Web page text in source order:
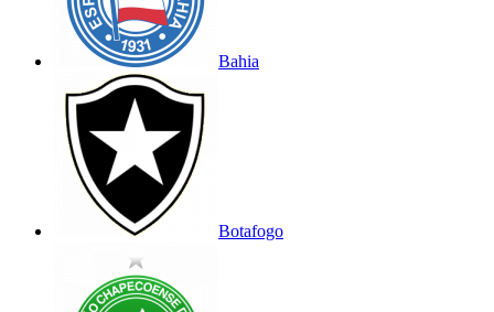
Bahia
Botafogo